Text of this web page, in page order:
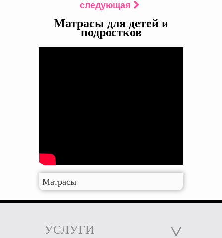
следующая
Матрасы для детей и
подростков
Матрасы
УСЛУГИ